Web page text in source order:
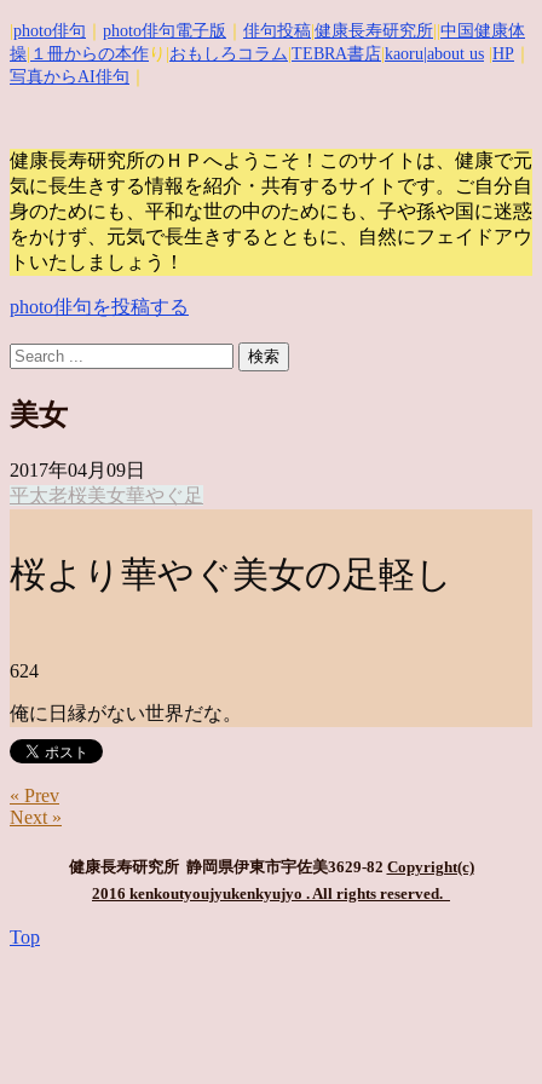
photo俳句 photo俳句電子版 俳句投稿 健康長寿研究所 中国健康体
操 １冊からの本作 り| おもしろコラム TEBRA書店 kaoru |about us HP
写真からAI俳句
健康長寿研究所のＨＰへようこそ！このサイトは、健康で元
気に長生きする情報を紹介・共有するサイトです。
ご自分自
身のためにも、平和な世の中のためにも、子や孫や国に迷惑
をかけず、元気で長生きするとともに、自然にフェイドアウ
トいたしましょう！
photo俳句を投稿する
美女
2017年04月09日
平太老桜美女華やぐ 足
桜より華やぐ美女の足軽し
624
俺に日縁がない世界だな。
« Prev
Next »
健康長寿研究所 静岡県伊東市宇佐美3629-82 Copyright(c)
2016 kenkoutyoujyukenkyujyo . All rights reserved.
Top